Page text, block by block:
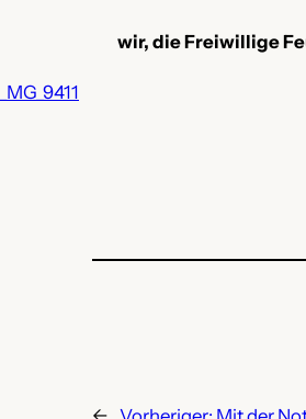
wir, die Freiwillige